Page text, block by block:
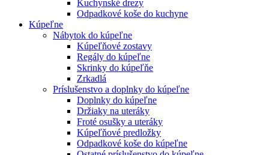
Kuchynské drezy
Odpadkové koše do kuchyne
Kúpeľne
Nábytok do kúpeľne
Kúpeľňové zostavy
Regály do kúpeľne
Skrinky do kúpeľňe
Zrkadlá
Príslušenstvo a doplnky do kúpeľne
Doplnky do kúpeľne
Držiaky na uteráky
Froté osušky a uteráky
Kúpeľňové predložky
Odpadkové koše do kúpeľne